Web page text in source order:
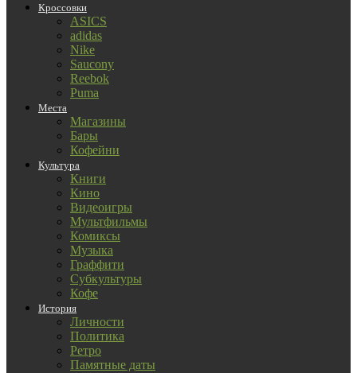
Кроссовки
ASICS
adidas
Nike
Saucony
Reebok
Puma
Места
Магазины
Бары
Кофейни
Культура
Книги
Кино
Видеоигры
Мультфильмы
Комиксы
Музыка
Граффити
Субкультуры
Кофе
История
Личности
Политика
Ретро
Памятные даты